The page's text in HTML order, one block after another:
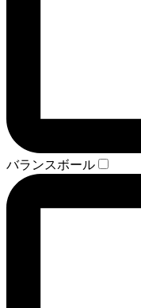
バランスボール